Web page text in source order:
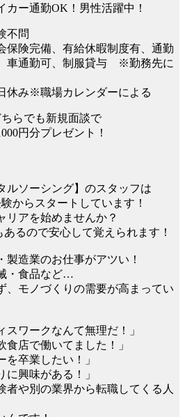
カー通勤OK！男性活躍中！
不問
保険完備、有給休暇制度有、通勤
車通勤可、制服貸与 ※勤務先に
休み※職場カレンダーによる
らでも新規面談で
円分プレゼント！
ルソーシング】のスタッフは
からスタートしています！
リアを始めませんか？
あるので安心して覚えられます！
製造業のお仕事がアツい！
・食品など…
、モノづくりの需要が高まってい
スワークなんて無理だ！」
食店で働いてました！」
を卒業したい！」
に興味がある！」
者や別の業界から転職してくる人